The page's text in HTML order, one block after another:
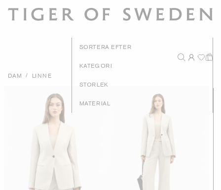
DAM / LINNE
SORTERA EFTER
KATEGORI
STORLEK
MATERIAL